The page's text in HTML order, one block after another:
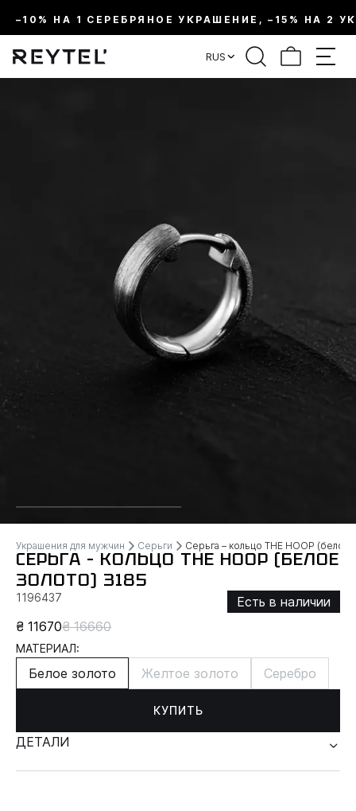
–10% НА 1 СЕРЕБРЯНОЕ УКРАШЕНИЕ, –15% НА 2
RUS
Украшения для мужчин Серьги Серьга – кольцо THE HOOP (белое
СЕРЬГА – КОЛЬЦО THE HOOP (БЕЛОЕ
ЗОЛОТО) 3185
1196437
Есть в наличии
₴ 11670₴ 16660
МАТЕРИАЛ:
Белое золото Желтое золото Серебро
КУПИТЬ
ДЕТАЛИ